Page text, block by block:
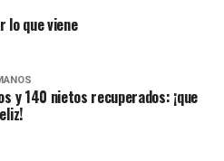
Marta Montero,
lo que viene
y 140 nietos recuperados: ¡que